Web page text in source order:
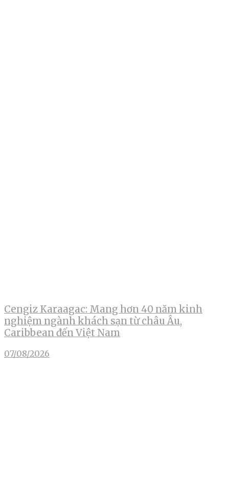
Cengiz Karaagac: Mang hơn 40 năm kinh
nghiệm ngành khách sạn từ châu Âu,
Caribbean đến Việt Nam
07/08/2026